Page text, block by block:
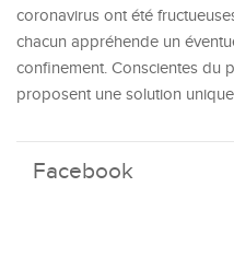
coronavirus ont été
chacun appréhende un
confinement. Conscientes du
proposent une solution
Facebook